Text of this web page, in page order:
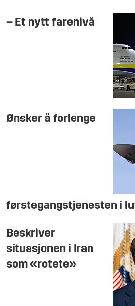
– Et nytt farenivå
Ønsker å forlenge
førstegangstjenesten i
Beskriver
situasjonen i Iran
som «rotete»